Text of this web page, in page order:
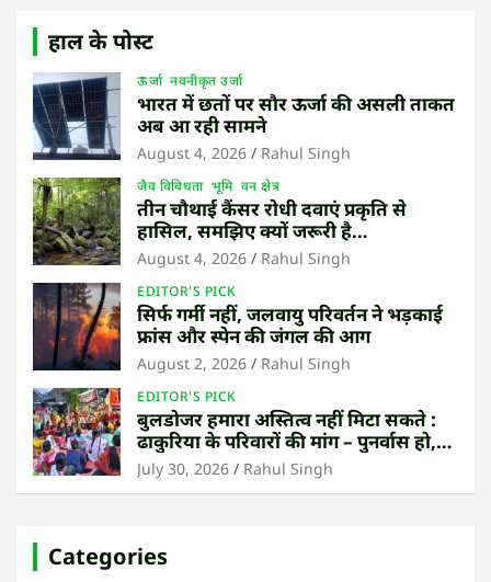
हाल के पोस्ट
ऊर्जा नवनीकृत उर्जा
भारत में छतों पर सौर ऊर्जा की असली ताकत
अब आ रही सामने
August 4, 2026 Rahul Singh
जैव विविधता भूमि वन क्षेत्र
तीन चौथाई कैंसर रोधी दवाएं प्रकृति से
हासिल, समझिए क्यों जरूरी है
उष्णकटिबंधीय जंगल बचाना
August 4, 2026 Rahul Singh
EDITOR'S PICK
सिर्फ गर्मी नहीं, जलवायु परिवर्तन ने भड़काई
फ्रांस और स्पेन की जंगल की आग
August 2, 2026 Rahul Singh
EDITOR'S PICK
बुलडोजर हमारा अस्तित्व नहीं मिटा सकते :
ढाकुरिया के परिवारों की मांग – पुनर्वास हो,
बेदखली नहीं
July 30, 2026 Rahul Singh
Categories